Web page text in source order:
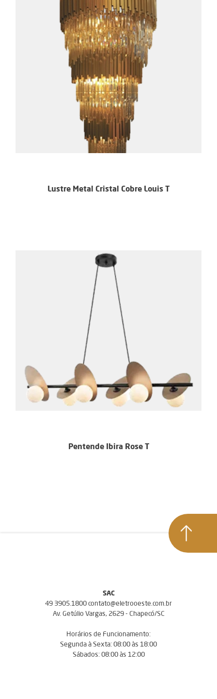
Lustre Metal Cristal Cobre Louis T
Pentende Ibira Rose T
SAC
49 3905.1800 contato@eletrooeste.com.br
Av. Getúlio Vargas, 2629 - Chapecó/SC
Horários de Funcionamento:
Segunda à Sexta: 08:00 às 18:00
Sábados: 08:00 às 12:00